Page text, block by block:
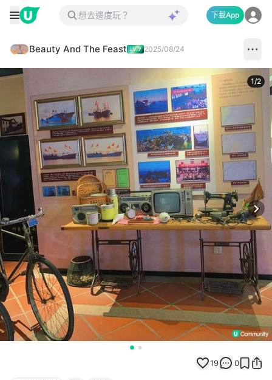
下載App
Beauty And The Feast 2025/08/24
1/2
19 0